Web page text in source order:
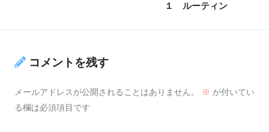
１ ルーティン
コメントを残す
メールアドレスが公開されることはありません。 ※ が付いてい
る欄は必須項目です